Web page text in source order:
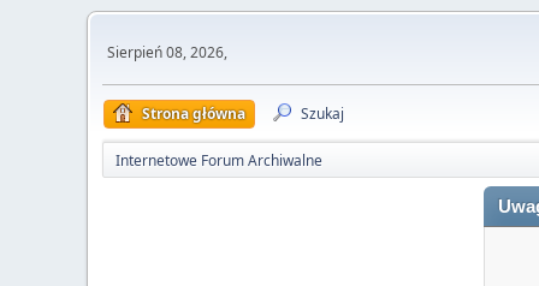
Sierpień 08, 2026,
Strona główna Szukaj
Internetowe Forum Archiwalne